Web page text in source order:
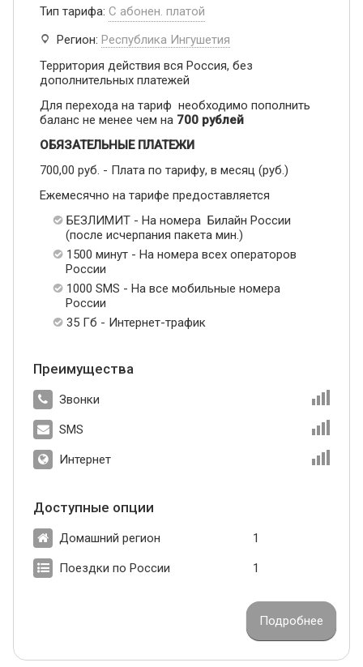
Тип тарифа: С абонен. платой
Регион: Республика Ингушетия
Территория действия вся Россия, без
дополнительных платежей
Для перехода на тариф необходимо пополнить
баланс не менее чем на 700 рублей
ОБЯЗАТЕЛЬНЫЕ ПЛАТЕЖИ
700,00 руб. - Плата по тарифу, в месяц (руб.)
Ежемесячно на тарифе предоставляется
БЕЗЛИМИТ - На номера Билайн России
(после исчерпания пакета мин.)
1500 минут - На номера всех операторов
России
1000 SMS - На все мобильные номера
России
35 Гб - Интернет-трафик
Преимущества
Звонки
SMS
Интернет
Доступные опции
Домашний регион 1
Поездки по России 1
Подробнее